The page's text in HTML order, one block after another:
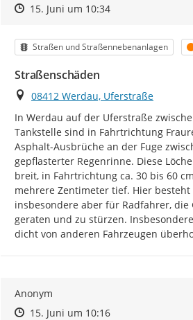
Zeitpunkt des Erstellens
Zeitpunkt des Erstellens
15. Juni um 10:34Zur Äußerung
Kategorie
Straßen und Straßennebenanlagen
Straßenschäden
Ort
08412 Werdau, Uferstraße
In Werdau auf der Uferstraße
Tankstelle sind in Fahrtrichtung
Asphalt-Ausbrüche an der Fuge
gepflasterter Regenrinne. Diese
breit, in Fahrtrichtung ca. 30 bis 60
mehrere Zentimeter tief. Hier
insbesondere aber für Radfahrer,
geraten und zu stürzen.
dicht von anderen Fahrzeugen
Anonym
Zeitpunkt des Erstellens
Zeitpunkt des Erstellens
15. Juni um 10:16Zur Äußerung